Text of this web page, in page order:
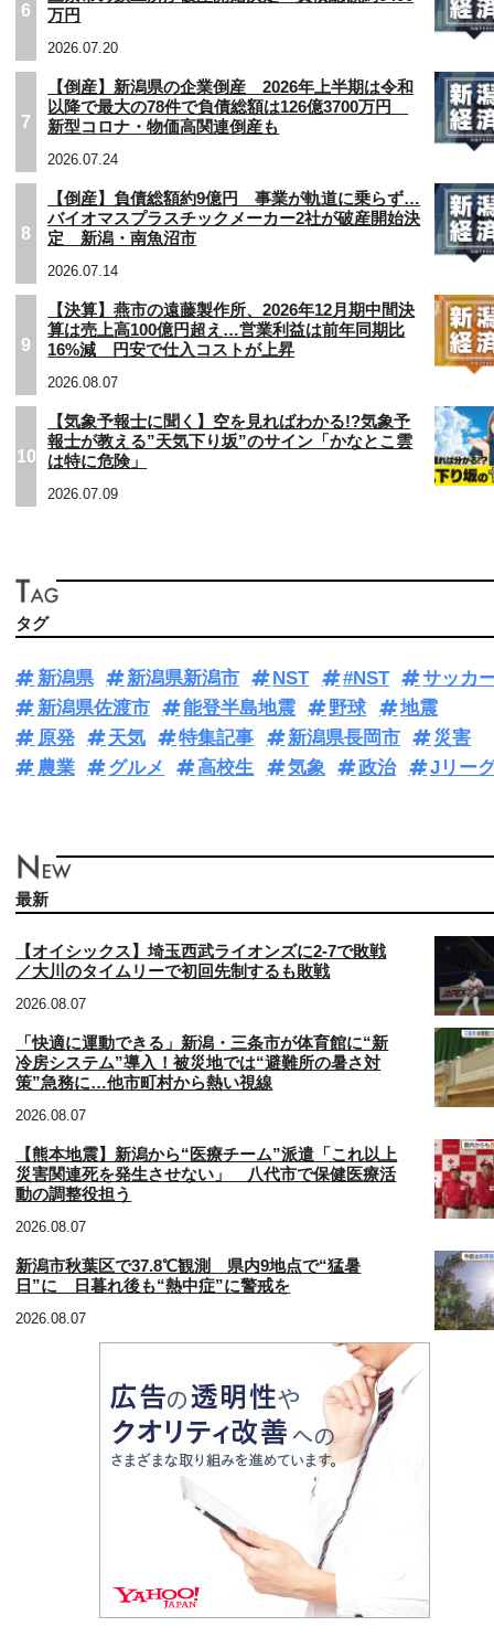
6
万円
2026.07.20
7
【倒産】新潟県の企業倒産 2026年上半期は令和
以降で最大の78件で負債総額は126億3700万円
新型コロナ・物価高関連倒産も
2026.07.24
8
【倒産】負債総額約9億円 事業が軌道に乗らず…
バイオマスプラスチックメーカー2社が破産開始決
定 新潟・南魚沼市
2026.07.14
9
【決算】燕市の遠藤製作所、2026年12月期中間決
算は売上高100億円超え…営業利益は前年同期比
16%減 円安で仕入コストが上昇
2026.08.07
10
【気象予報士に聞く】空を見ればわかる!?気象予
報士が教える”天気下り坂”のサイン「かなとこ雲
は特に危険」
2026.07.09
タグ
新潟県 新潟県新潟市 NST #NST
サッカ
新潟県佐渡市
能登半島地震 野球
地震
原発
天気 特集記事 新潟県長岡市
災害
農業
グルメ 高校生 気象 政治 Jリー
最新
【オイシックス】埼玉西武ライオンズに2-7で敗戦
／大川のタイムリーで初回先制するも敗戦
2026.08.07
「快適に運動できる」新潟・三条市が体育館に“新
冷房システム”導入！被災地では“避難所の暑さ対
策”急務に…他市町村から熱い視線
2026.08.07
【熊本地震】新潟から“医療チーム”派遣「これ以上
災害関連死を発生させない」 八代市で保健医療活
動の調整役担う
2026.08.07
新潟市秋葉区で37.8℃観測 県内9地点で“猛暑
日”に 日暮れ後も“熱中症”に警戒を
2026.08.07